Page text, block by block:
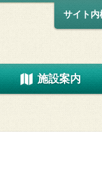
サイト内
施設案内